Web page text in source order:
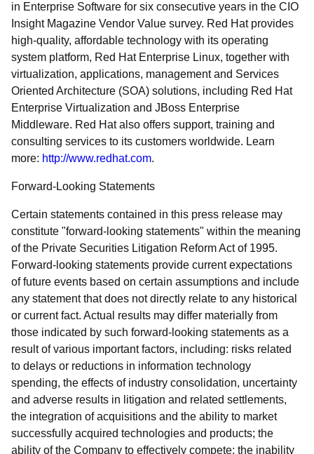
in Enterprise Software for six consecutive years in the CIO
Insight Magazine Vendor Value survey. Red Hat provides
high-quality, affordable technology with its operating
system platform, Red Hat Enterprise Linux, together with
virtualization, applications, management and Services
Oriented Architecture (SOA) solutions, including Red Hat
Enterprise Virtualization and JBoss Enterprise
Middleware. Red Hat also offers support, training and
consulting services to its customers worldwide. Learn
more: http://www.redhat.com.
Forward-Looking Statements
Certain statements contained in this press release may
constitute "forward-looking statements" within the meaning
of the Private Securities Litigation Reform Act of 1995.
Forward-looking statements provide current expectations
of future events based on certain assumptions and include
any statement that does not directly relate to any historical
or current fact. Actual results may differ materially from
those indicated by such forward-looking statements as a
result of various important factors, including: risks related
to delays or reductions in information technology
spending, the effects of industry consolidation, uncertainty
and adverse results in litigation and related settlements,
the integration of acquisitions and the ability to market
successfully acquired technologies and products; the
ability of the Company to effectively compete; the inability